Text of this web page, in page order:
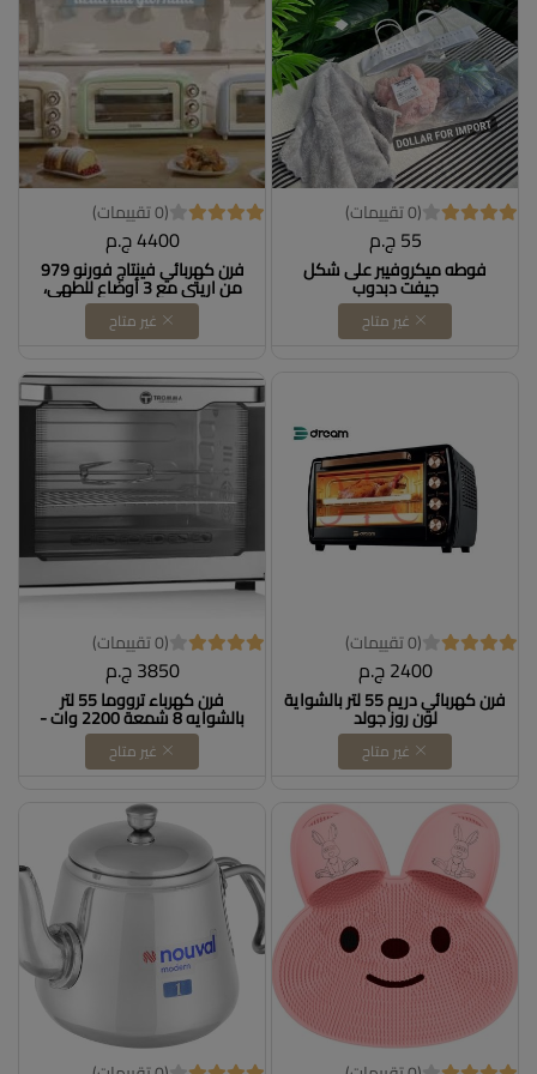
(0 تقييمات)
55 ج.م
فوطه ميكروفيبر على شكل
جيفت دبدوب
غير متاح
(0 تقييمات)
4400 ج.م
فرن كهربائي فينتاج فورنو 979
من اريتي مع 3 أوضاع للطهي،
فرن بيتزا مقاس 30 سم، درجة
مئوية ومؤقت وشواية ستانلس
غير متاح
(0 تقييمات)
2400 ج.م
فرن كهربائي دريم 55 لتر بالشواية
لون روز جولد
غير متاح
(0 تقييمات)
3850 ج.م
فرن كهرباء ترووما 55 لتر
بالشوايه 8 شمعة 2200 وات -
غير متاح